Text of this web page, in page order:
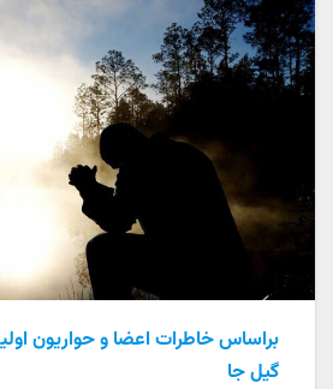
براساس خاطرات اعضا و حواریون
گیل جا